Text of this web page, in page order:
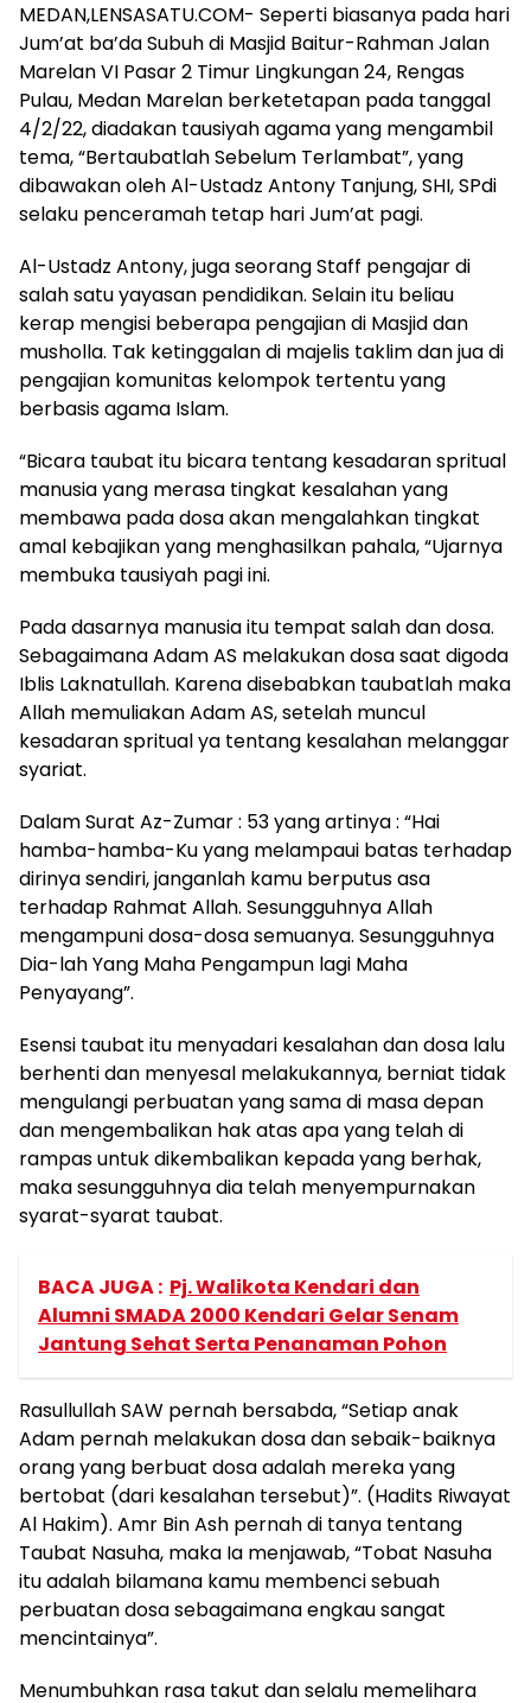
MEDAN,LENSASATU.COM- Seperti biasanya pada hari
Jum’at ba’da Subuh di Masjid Baitur-Rahman Jalan
Marelan VI Pasar 2 Timur Lingkungan 24, Rengas
Pulau, Medan Marelan berketetapan pada tanggal
4/2/22, diadakan tausiyah agama yang mengambil
tema, “Bertaubatlah Sebelum Terlambat”, yang
dibawakan oleh Al-Ustadz Antony Tanjung, SHI, SPdi
selaku penceramah tetap hari Jum’at pagi.
Al-Ustadz Antony, juga seorang Staff pengajar di
salah satu yayasan pendidikan. Selain itu beliau
kerap mengisi beberapa pengajian di Masjid dan
musholla. Tak ketinggalan di majelis taklim dan jua di
pengajian komunitas kelompok tertentu yang
berbasis agama Islam.
“Bicara taubat itu bicara tentang kesadaran spritual
manusia yang merasa tingkat kesalahan yang
membawa pada dosa akan mengalahkan tingkat
amal kebajikan yang menghasilkan pahala, “Ujarnya
membuka tausiyah pagi ini.
Pada dasarnya manusia itu tempat salah dan dosa.
Sebagaimana Adam AS melakukan dosa saat digoda
Iblis Laknatullah. Karena disebabkan taubatlah maka
Allah memuliakan Adam AS, setelah muncul
kesadaran spritual ya tentang kesalahan melanggar
syariat.
Dalam Surat Az-Zumar : 53 yang artinya : “Hai
hamba-hamba-Ku yang melampaui batas terhadap
dirinya sendiri, janganlah kamu berputus asa
terhadap Rahmat Allah. Sesungguhnya Allah
mengampuni dosa-dosa semuanya. Sesungguhnya
Dia-lah Yang Maha Pengampun lagi Maha
Penyayang”.
Esensi taubat itu menyadari kesalahan dan dosa lalu
berhenti dan menyesal melakukannya, berniat tidak
mengulangi perbuatan yang sama di masa depan
dan mengembalikan hak atas apa yang telah di
rampas untuk dikembalikan kepada yang berhak,
maka sesungguhnya dia telah menyempurnakan
syarat-syarat taubat.
BACA JUGA : Pj. Walikota Kendari dan
Alumni SMADA 2000 Kendari Gelar Senam
Jantung Sehat Serta Penanaman Pohon
Rasullullah SAW pernah bersabda, “Setiap anak
Adam pernah melakukan dosa dan sebaik-baiknya
orang yang berbuat dosa adalah mereka yang
bertobat (dari kesalahan tersebut)”. (Hadits Riwayat
Al Hakim). Amr Bin Ash pernah di tanya tentang
Taubat Nasuha, maka Ia menjawab, “Tobat Nasuha
itu adalah bilamana kamu membenci sebuah
perbuatan dosa sebagaimana engkau sangat
mencintainya”.
Menumbuhkan rasa takut dan selalu memelihara